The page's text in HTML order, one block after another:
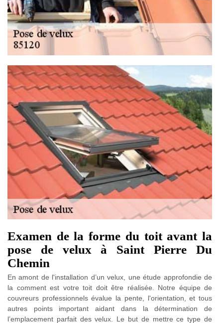
Examen de la forme du toit avant la
pose de velux à Saint Pierre Du
Chemin
En amont de l'installation d’un velux, une étude approfondie de
la comment est votre toit doit être réalisée. Notre équipe de
couvreurs professionnels évalue la pente, l'orientation, et tous
autres points important aidant dans la détermination de
l’emplacement parfait des velux. Le but de mettre ce type de